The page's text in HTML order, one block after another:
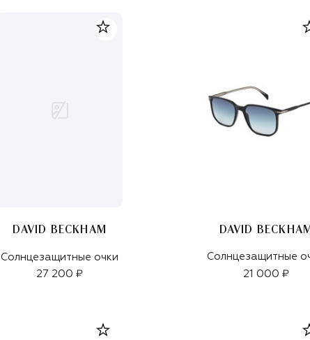
DAVID BECKHAM
Солнцезащитные очки
27 200 ₽
DAVID BECKHAM
Солнцезащитные
21 000 ₽